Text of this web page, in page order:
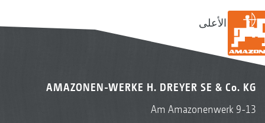
إلى الأعلى
AMAZONEN-WERKE H. DREYER SE & Co. KG
Am Amazonenwerk 9-13